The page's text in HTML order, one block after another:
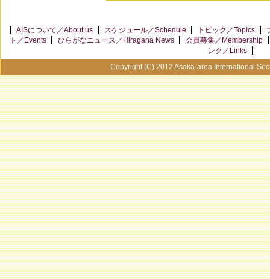
AISについて／About us スケジュール／Schedule トピック／Topics
ト／Events
ひらがなニュース／Hiragana News
会員募集／Membership
ンク／Links
Copyright (C) 2012 Asaka-area International